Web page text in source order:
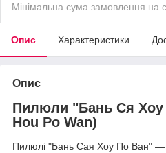
Мінімальна сума замовлення на
Опис Характеристики
Опис
Пилюли "Бань Ся Хоу
Hou Po Wan)
Пилюлі "Бань Сая Хоу По Ван" —